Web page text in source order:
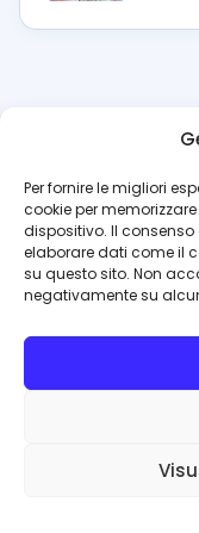
Per fornire le migliori
cookie per
dispositivo. Il
elaborare dati come il
su questo sito. Non
negativamente su
azzur
Il blog di riferimento per
pagelle e
al Tribunale di Napoli
Perillo
INFO
Contattaci